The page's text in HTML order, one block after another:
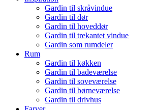
Gardin til skråvindue
Gardin til dør
Gardin til hoveddør
Gardin til trekantet vindue
Gardin som rumdeler
Rum
Gardin til køkken
Gardin til badeværelse
Gardin til soveværelse
Gardin til børneværelse
Gardin til drivhus